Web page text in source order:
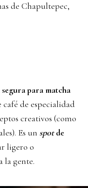
de Chapultepec,
para matcha
café de especialidad
creativos (como
Es un spotde
ligero o
la gente.